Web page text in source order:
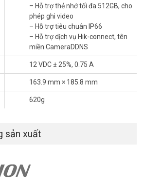
scan CMOS
, H.264 , H.264+
Lux @ (F1.6, AGC ON)
× 1800)/20fps
sáng trắng 30m
góc quay dọc 0° to 80°
minh Smart Hybrid Light
cho phép ghi video
× 185.8 mm
– Hỗ trợ thẻ nhớ tối đa 512GB, cho
phép ghi video
– Hỗ trợ tiêu chuân IP66
– Hỗ trợ dịch vụ Hik-connect, tên
miền CameraDDNS
12 VDC ± 25%, 0.75 A
163.9 mm × 185.8 mm
620g
sản xuất